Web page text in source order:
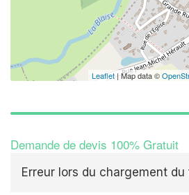
Leaflet | Map data ©
Demande de devis 100% Gratuit
Erreur lors du chargement du